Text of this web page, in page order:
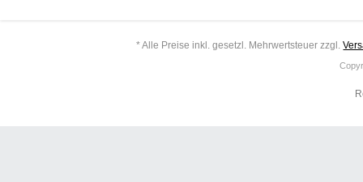
* Alle Preise inkl. gesetzl. Mehrwertsteuer zzgl.